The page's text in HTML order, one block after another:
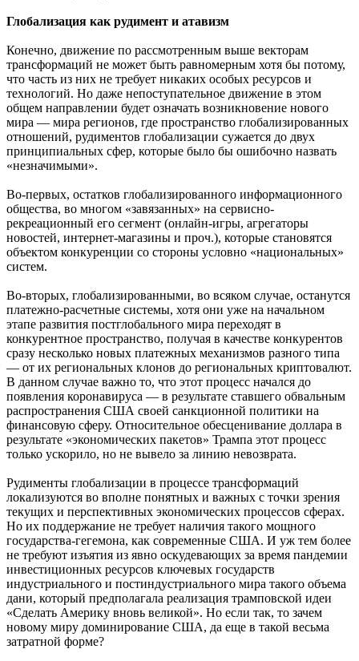
Глобализация как рудимент и атавизм
Конечно, движение по рассмотренным выше векторам
трансформаций не может быть равномерным хотя бы потому,
что часть из них не требует никаких особых ресурсов и
технологий. Но даже непоступательное движение в этом
общем направлении будет означать возникновение нового
мира — мира регионов, где пространство глобализированных
отношений, рудиментов глобализации сужается до двух
принципиальных сфер, которые было бы ошибочно назвать
«незначимыми».
Во-первых, остатков глобализированного информационного
общества, во многом «завязанных» на сервисно-
рекреационный его сегмент (онлайн-игры, агрегаторы
новостей, интернет-магазины и проч.), которые становятся
объектом конкуренции со стороны условно «национальных»
систем.
Во-вторых, глобализированными, во всяком случае, останутся
платежно-расчетные системы, хотя они уже на начальном
этапе развития постглобального мира переходят в
конкурентное пространство, получая в качестве конкурентов
сразу несколько новых платежных механизмов разного типа
— от их региональных клонов до региональных криптовалют.
В данном случае важно то, что этот процесс начался до
появления коронавируса — в результате ставшего обвальным
распространения США своей санкционной политики на
финансовую сферу. Относительное обесценивание доллара в
результате «экономических пакетов» Трампа этот процесс
только ускорило, но не вывело за линию невозврата.
Рудименты глобализации в процессе трансформаций
локализуются во вполне понятных и важных с точки зрения
текущих и перспективных экономических процессов сферах.
Но их поддержание не требует наличия такого мощного
государства-гегемона, как современные США. И уж тем более
не требуют изъятия из явно оскудевающих за время пандемии
инвестиционных ресурсов ключевых государств
индустриального и постиндустриального мира такого объема
дани, который предполагала реализация трамповской идеи
«Сделать Америку вновь великой». Но если так, то зачем
новому миру доминирование США, да еще в такой весьма
затратной форме?